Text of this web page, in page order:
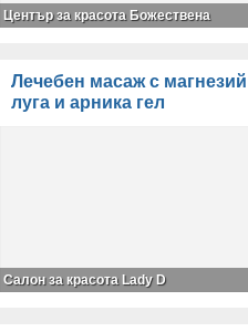
Център за красота Божествена
Лечебен масаж с
луга и арника гел
Салон за красота Lady D